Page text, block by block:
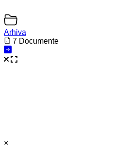
Arhiva
7 Documente
×